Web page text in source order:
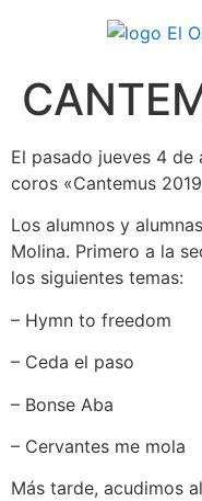
El pasado jueves 4
coros «Cantemus
Los alumnos y
Molina. Primero a la
los siguientes temas:
– Hymn to freedom
– Ceda el paso
– Bonse Aba
– Cervantes me mola
Más tarde, acudimos